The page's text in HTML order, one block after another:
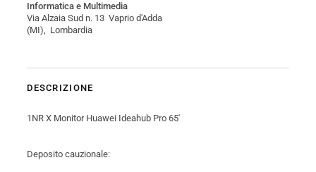
Informatica e Multimedia
Via Alzaia Sud n. 13 Vaprio d'Adda
(MI), Lombardia
DESCRIZIONE
1NR X Monitor Huawei Ideahub Pro 65'
Deposito cauzionale: